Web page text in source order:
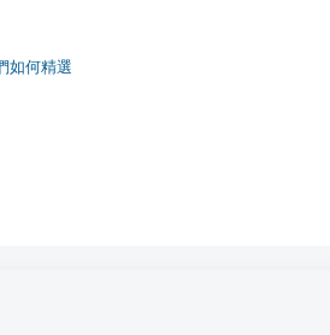
如何精選